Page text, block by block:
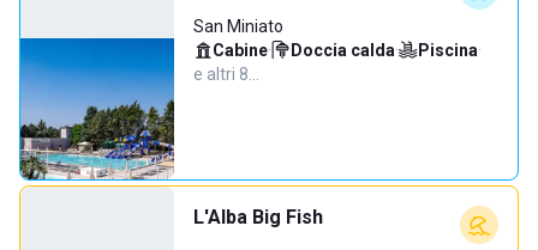
San Miniato
Cabine· Doccia calda· Piscina·
e altri 8…
L'Alba Big Fish